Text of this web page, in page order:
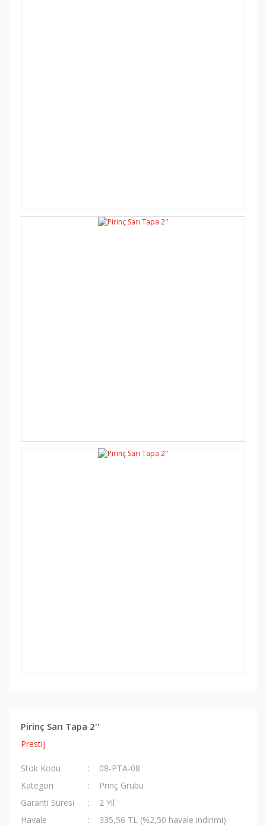
Pirinç Sarı Tapa 2''
Prestij
Stok Kodu
08-PTA-08
Kategori
Prinç Grubu
Garanti Süresi
2 Yıl
Havale
335,56 TL (%2,50 havale indirimi)